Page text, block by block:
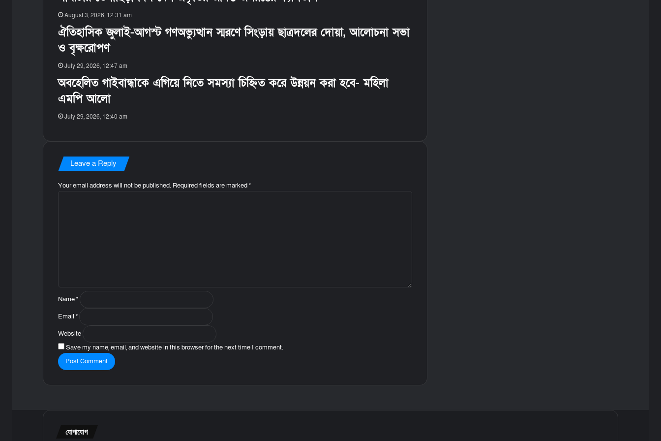
August 3, 2026, 12:31 am
ঐতিহাসিক জুলাই-আগস্ট গণঅভ্যুত্থান স্মরণে সিংড়ায় ছাত্রদলের দোয়া, আলোচনা সভা
ও বৃক্ষরোপণ
July 29, 2026, 12:47 am
অবহেলিত গাইবান্ধাকে এগিয়ে নিতে সমস্যা চিহ্নিত করে উন্নয়ন করা হবে- মহিলা
এমপি আলো
July 29, 2026, 12:40 am
Leave a Reply
Your email address will not be published. Required fields are marked*
Name*
Email *
Website
Save my name, email, and website in this browser for the next time I comment.
যোগাযোগ